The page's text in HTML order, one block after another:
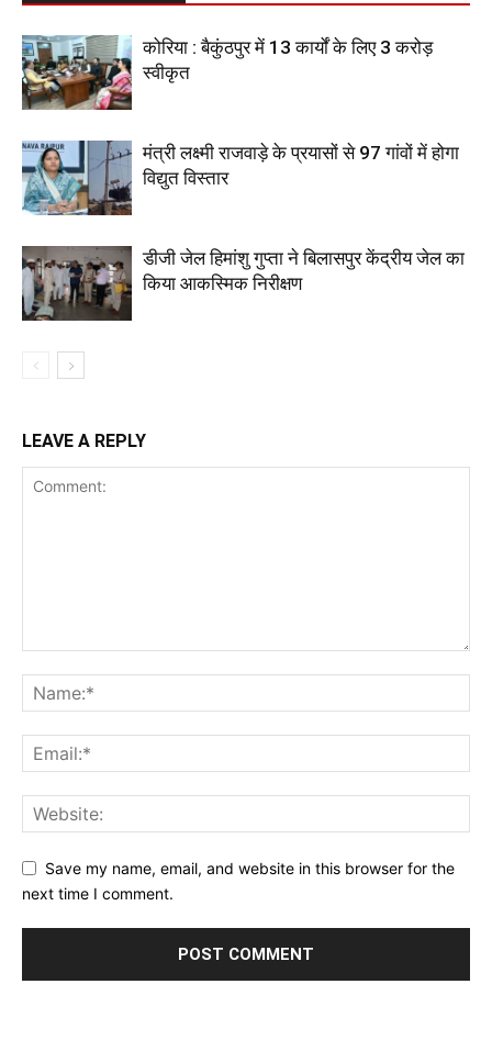
कोरिया : बैकुंठपुर में 13 कार्यों के लिए 3 करोड़
स्वीकृत
मंत्री लक्ष्मी राजवाड़े के प्रयासों से 97 गांवों में होगा
विद्युत विस्तार
डीजी जेल हिमांशु गुप्ता ने बिलासपुर केंद्रीय जेल का
किया आकस्मिक निरीक्षण
LEAVE A REPLY
Save my name, email, and website in this browser for the
next time I comment.